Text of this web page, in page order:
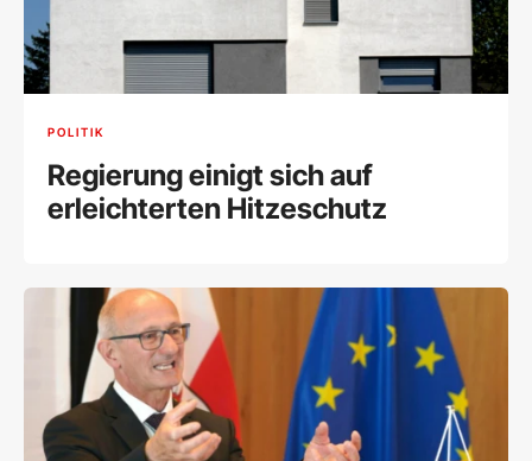
POLITIK
Regierung einigt sich auf
erleichterten Hitzeschutz